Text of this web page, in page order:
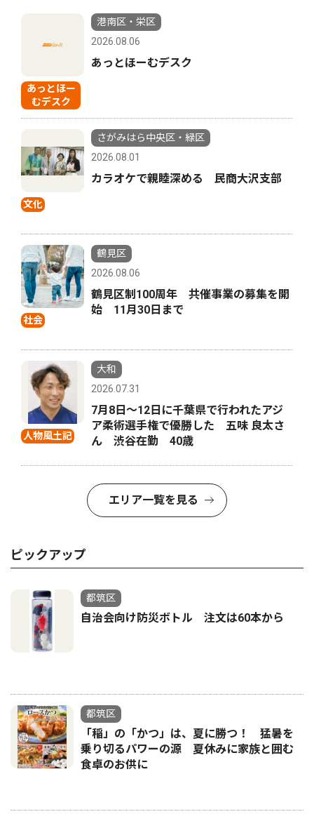
あっとほー
むデスク
港南区・栄区
2026.08.06
あっとほーむデスク
文化
さがみはら中央区・緑区
2026.08.01
カラオケで親睦深める 民商大沢支部
社会
鶴見区
2026.08.06
鶴見区制100周年 共催事業の募集を開
始 11月30日まで
人物風土記
大和
2026.07.31
7月8日〜12日に千葉県で行われたアジ
ア柔術選手権で優勝した 五味 良太さ
ん 渋谷在勤 40歳
エリア一覧を見る
ピックアップ
都筑区
自治会向け防災ボトル 注文は60本から
都筑区
「稲」の「かつ」は、夏に勝つ！ 猛暑を
乗り切るパワーの源 夏休みに家族と囲む
食卓のお供に